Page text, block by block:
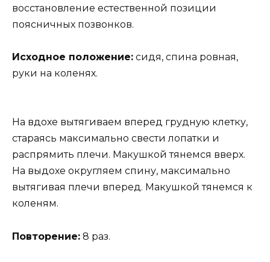
восстановление естественной позиции
поясничных позвонков.
Исходное положение: сидя, спина ровная,
руки на коленях.
На вдохе вытягиваем вперед грудную клетку,
стараясь максимально свести лопатки и
распрямить плечи. Макушкой тянемся вверх.
На выдохе округляем спину, максимально
вытягивая плечи вперед. Макушкой тянемся к
коленям.
Повторение: 8 раз.